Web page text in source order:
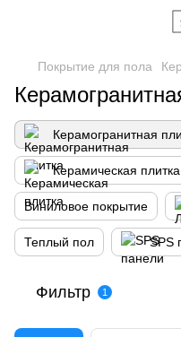
Покрытие для пола
Керамогранитная
Керамическая плитка
Виниловое покрытие
Теплый пол SPS
Фильтр 1